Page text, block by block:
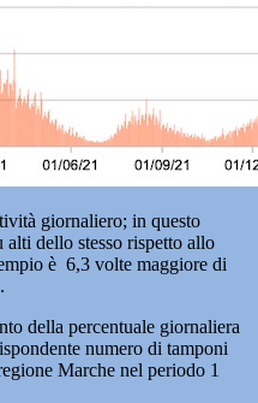
giornaliero; in questo
dello stesso rispetto allo
è 6,3 volte maggiore di
della percentuale giornaliera
numero di tamponi
Marche nel periodo 1